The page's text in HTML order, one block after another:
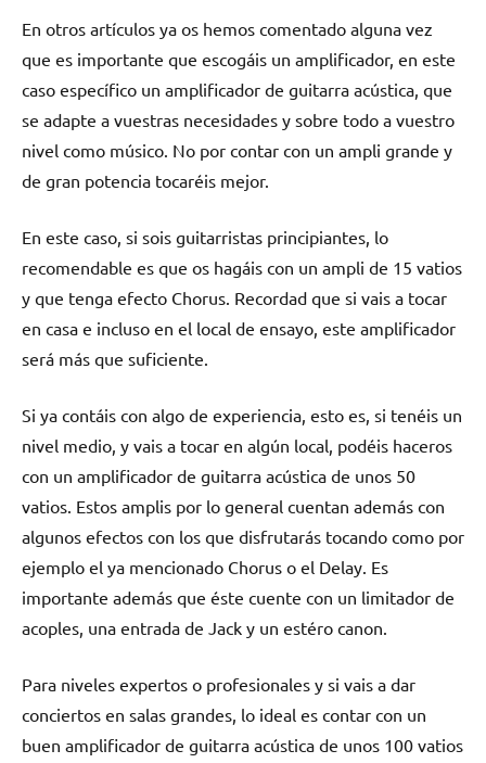
En otros artículos ya os hemos comentado alguna vez
que es importante que escogáis un amplificador, en este
caso específico un amplificador de guitarra acústica, que
se adapte a vuestras necesidades y sobre todo a vuestro
nivel como músico. No por contar con un ampli grande y
de gran potencia tocaréis mejor.
En este caso, si sois guitarristas principiantes, lo
recomendable es que os hagáis con un ampli de 15 vatios
y que tenga efecto Chorus. Recordad que si vais a tocar
en casa e incluso en el local de ensayo, este amplificador
será más que suficiente.
Si ya contáis con algo de experiencia, esto es, si tenéis un
nivel medio, y vais a tocar en algún local, podéis haceros
con un amplificador de guitarra acústica de unos 50
vatios. Estos amplis por lo general cuentan además con
algunos efectos con los que disfrutarás tocando como por
ejemplo el ya mencionado Chorus o el Delay. Es
importante además que éste cuente con un limitador de
acoples, una entrada de Jack y un estéro canon.
Para niveles expertos o profesionales y si vais a dar
conciertos en salas grandes, lo ideal es contar con un
buen amplificador de guitarra acústica de unos 100 vatios